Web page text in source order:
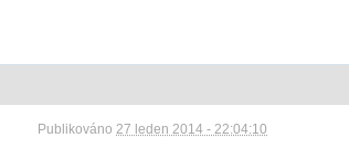
Publikováno27 leden 2014 - 22:04:10